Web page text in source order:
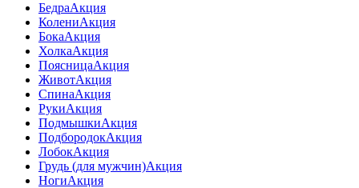
БедраАкция
КолениАкция
БокаАкция
ХолкаАкция
ПоясницаАкция
ЖивотАкция
СпинаАкция
РукиАкция
ПодмышкиАкция
ПодбородокАкция
ЛобокАкция
Грудь (для мужчин)Акция
НогиАкция